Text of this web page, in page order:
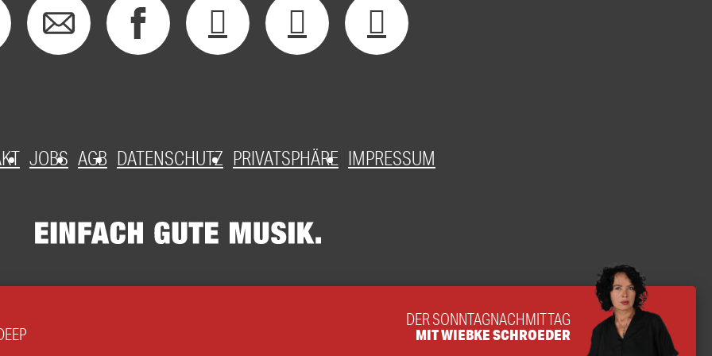
JOBS AGB DATENSCHUTZ PRIVATSPHÄRE IMPRESSUM
DER SONNTAGNACHMITTAG
MIT WIEBKE SCHROEDER